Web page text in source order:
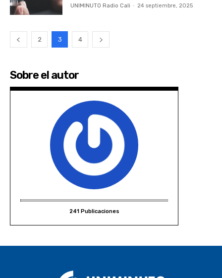
UNIMINUTO Radio Cali - 24 septiembre, 2025
2 3 4
Sobre el autor
241 Publicaciones